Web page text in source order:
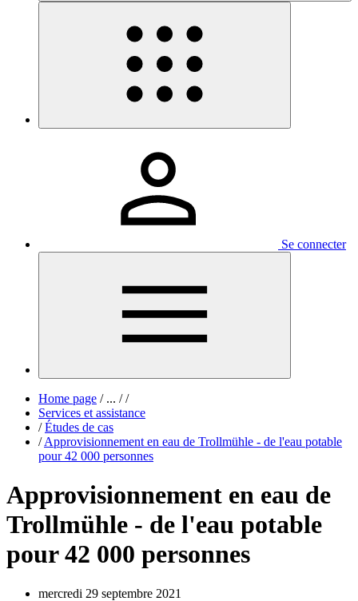
Se connecter
Home page /... / /
Services et assistance
/ Études de cas
/ Approvisionnement en eau de Trollmühle - de l'eau potable
pour 42 000 personnes
Approvisionnement en eau de
Trollmühle - de l'eau potable
pour 42 000 personnes
mercredi 29 septembre 2021